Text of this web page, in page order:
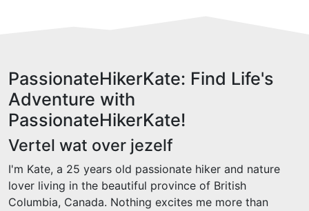
PassionateHikerKate: Find Life's
Adventure with
PassionateHikerKate!
Vertel wat over jezelf
I'm Kate, a 25 years old passionate hiker and nature
lover living in the beautiful province of British
Columbia, Canada. Nothing excites me more than